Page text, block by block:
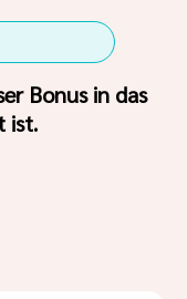
Bonus in das
ist.